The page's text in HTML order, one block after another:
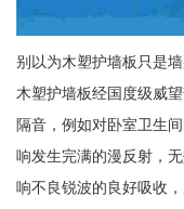
别以为木塑护墙板只
木塑护墙板经国度级威
隔音，例如对卧室卫生
响发生完满的漫反射，
响不良锐波的良好吸收